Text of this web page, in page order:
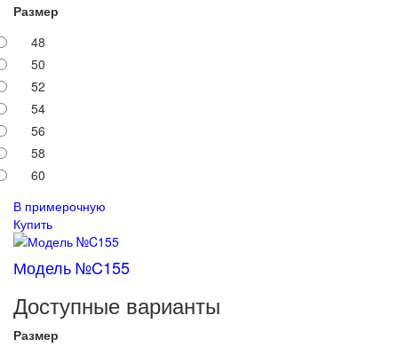
Размер
48
50
52
54
56
58
60
В примерочную
Купить
Модель №C155
Доступные варианты
Размер